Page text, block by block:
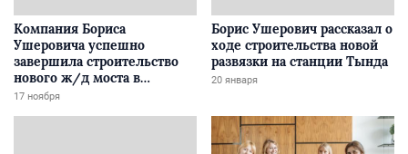
Компания Бориса
Ушеровича успешно
завершила строительство
нового ж/д моста в
Забайкалье
17 ноября
Борис Ушерович рассказал о
ходе строительства новой
развязки на станции Тында
20 января